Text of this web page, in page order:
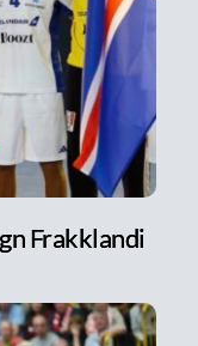
Frakklandi